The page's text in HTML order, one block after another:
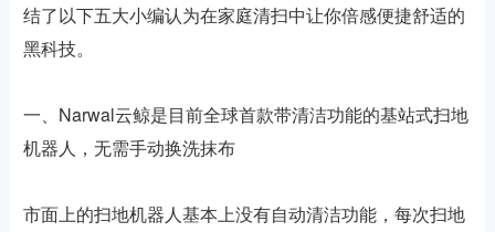
结了以下五大小编认为在家庭清扫中让你倍感便捷舒适的
黑科技。
一、Narwal云鲸是目前全球首款带清洁功能的基站式扫地
机器人，无需手动换洗抹布
市面上的扫地机器人基本上没有自动清洁功能，每次扫地